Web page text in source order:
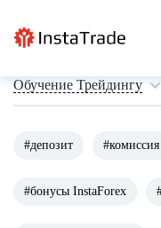
Обучение Трейдингу
#депозит
#бонусы InstaForex